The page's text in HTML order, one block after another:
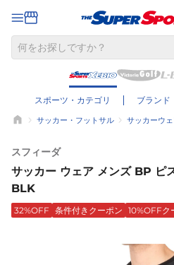
スポーツ・カテゴリ ブランド
サッカー・フットサル サッカーウ
スフィーダ
サッカー ウェア メンズ BP ピ
BLK
32%OFF 条件付きクーポン 10%OFFク